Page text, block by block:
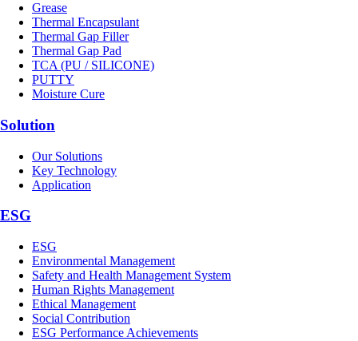
Grease
Thermal Encapsulant
Thermal Gap Filler
Thermal Gap Pad
TCA (PU / SILICONE)
PUTTY
Moisture Cure
Solution
Our Solutions
Key Technology
Application
ESG
ESG
Environmental Management
Safety and Health Management System
Human Rights Management
Ethical Management
Social Contribution
ESG Performance Achievements